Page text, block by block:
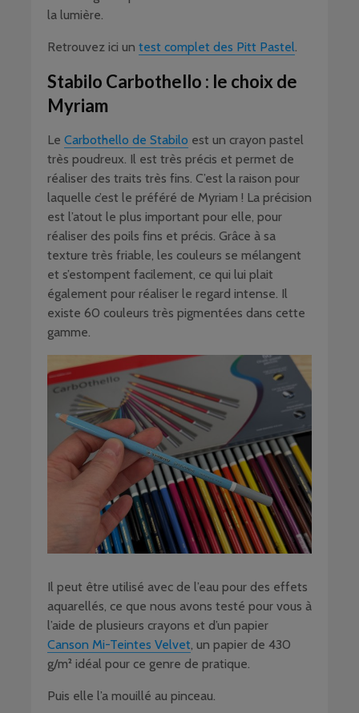
la lumière.
Retrouvez ici un test complet des Pitt Pastel.
Stabilo Carbothello : le choix de
Myriam
Le Carbothello de Stabilo est un crayon pastel
très poudreux. Il est très précis et permet de
réaliser des traits très fins. C’est la raison pour
laquelle c’est le préféré de Myriam ! La précision
est l’atout le plus important pour elle, pour
réaliser des poils fins et précis. Grâce à sa
texture très friable, les couleurs se mélangent
et s’estompent facilement, ce qui lui plait
également pour réaliser le regard intense. Il
existe 60 couleurs très pigmentées dans cette
gamme.
Il peut être utilisé avec de l’eau pour des effets
aquarellés, ce que nous avons testé pour vous à
l’aide de plusieurs crayons et d’un papier
Canson Mi-Teintes Velvet , un papier de 430
g/m² idéal pour ce genre de pratique.
Puis elle l’a mouillé au pinceau.